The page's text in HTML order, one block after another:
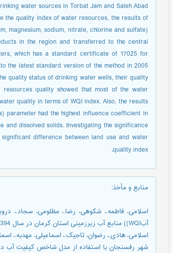
water sources in Torbat Jam and Saleh Abad
the quality index of water resources, the results of
magnesium, sodium, nitrate, chlorine and sulfate)
in the region and transferred to the central
which has a standard certificate of 17025 for
the latest standard version of the method in 2005
quality status of drinking water wells, their quality
quality showed that most of the water
quality in terms of WQI index. Also, the results
parameter had the highest influence coefficient in
and dissolved solids. Investigating the significance
difference between land use and water
quality index
.
منابع و مأخذ:
آبWQI)) منابع آب زیرزمینی استان کرمان در سال 1394. مجله سلامت محیط کار، 3 (1) :48-58.